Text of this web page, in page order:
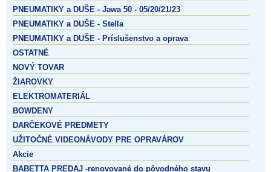
PNEUMATIKY a DUŠE - Jawa 50 - 05/20/21/23
PNEUMATIKY a DUŠE - Stella
PNEUMATIKY a DUŠE - Príslušenstvo a oprava
OSTATNÉ
NOVÝ TOVAR
ŽIAROVKY
ELEKTROMATERIÁL
BOWDENY
DARČEKOVÉ PREDMETY
UŽITOČNÉ VIDEONÁVODY PRE OPRAVÁROV
Akcie
BABETTA PREDAJ -renovované do pôvodného stavu